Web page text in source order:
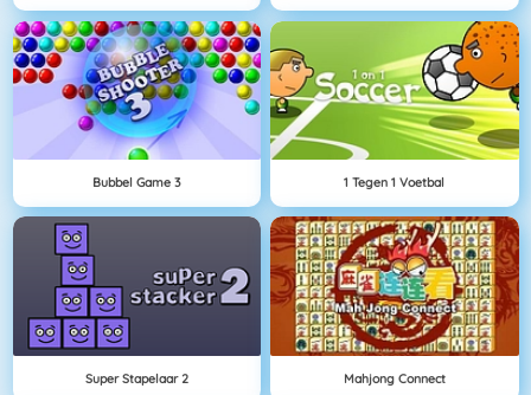
Bubbel Game 3 1 Tegen 1 Voetbal
Super Stapelaar 2 Mahjong Connect